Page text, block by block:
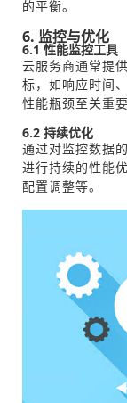
的平衡。
6. 监控与优化
6.1 性能监控工具
云服务商通常提
标，如响应时间
性能瓶颈至关重要
6.2 持续优化
通过对监控数据
进行持续的性能
配置调整等。